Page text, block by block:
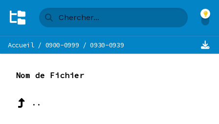
Accueil/ 0900-0999 /0930-0939
Nom de Fichier
..